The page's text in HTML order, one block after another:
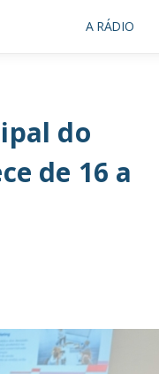
A RÁDIO
do
de 16 a